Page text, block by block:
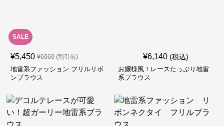
SALE
¥5,450 ¥6060(割引前)
地雷系ファッション フリルリボ
ンブラウス
¥6,140 (税込)
お嬢様風！レースたっぷり地雷
系ブラウス